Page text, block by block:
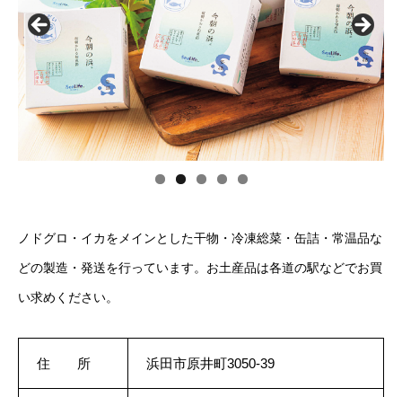
ノドグロ・イカをメインとした干物・冷凍総菜・缶詰・常温品な
どの製造・発送を行っています。お土産品は各道の駅などでお買
い求めください。
住 所 浜田市原井町3050-39